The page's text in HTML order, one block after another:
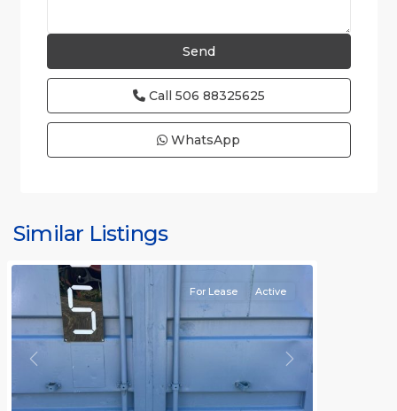
Call 506 88325625
WhatsApp
Similar Listings
Previous Next
For Lease Active